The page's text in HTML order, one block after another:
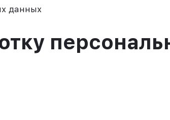
данных